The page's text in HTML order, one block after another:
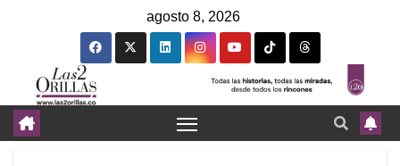
agosto 8, 2026